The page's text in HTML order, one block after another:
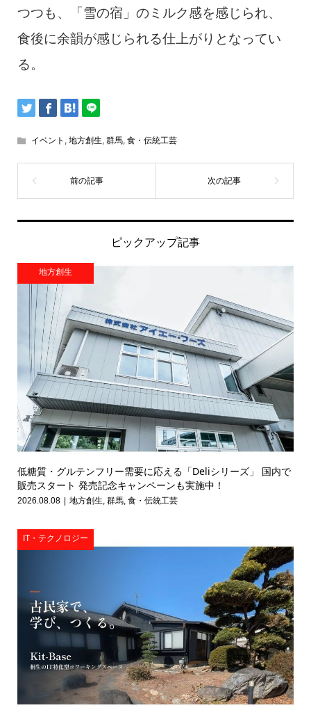
つつも、「雪の宿」のミルク感を感じられ、
食後に余韻が感じられる仕上がりとなってい
る。
イベント 地方創生 群馬, 食・伝統工芸
ピックアップ記事
地方創生
低糖質・グルテンフリー需要に応える「Deliシリーズ」 国内で
販売スタート 発売記念キャンペーンも実施中！
2026.08.08 地方創生, 群馬, 食・伝統工芸
IT・テクノロジー